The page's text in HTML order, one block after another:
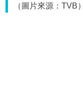
（圖片來源：TVB）